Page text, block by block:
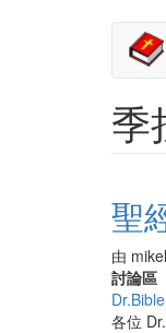
季
聖
由
討論區
各位